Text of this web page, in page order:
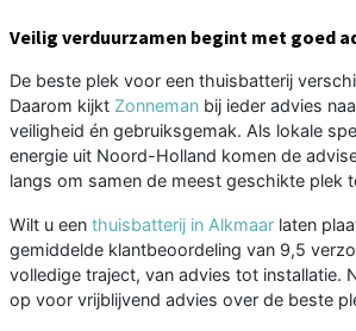
Veilig verduurzamen begint met goed
De beste plek voor een thuisbatterij
Daarom kijkt Zonneman bij ieder advies
veiligheid én gebruiksgemak. Als lokale
energie uit Noord-Holland komen de
langs om samen de meest geschikte plek
Wilt u een thuisbatterij in Alkmaar laten
gemiddelde klantbeoordeling van 9,5
volledige traject, van advies tot installatie.
op voor vrijblijvend advies over de beste